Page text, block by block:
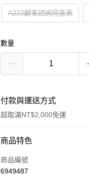
A222顧客諮詢同意表
數量
付款與運送方式
超取滿NT$2,000免運
付款方式
信用卡一次付款
商品特色
商品編號
6949487